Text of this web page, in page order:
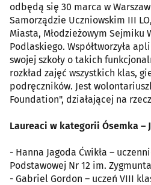
odbędą się 30 marca w
Samorządzie Uczniowskim III
Miasta, Młodzieżowym Sejmiku
Podlaskiego. Współtworzyła
swojej szkoły o takich
rozkład zajęć wszystkich klas,
podręczników. Jest
Foundation", działającej na
Laureaci w kategorii Ósemka –
- Hanna Jagoda Ćwikła –
Podstawowej Nr 12 im.
- Gabriel Gordon – uczeń VIII